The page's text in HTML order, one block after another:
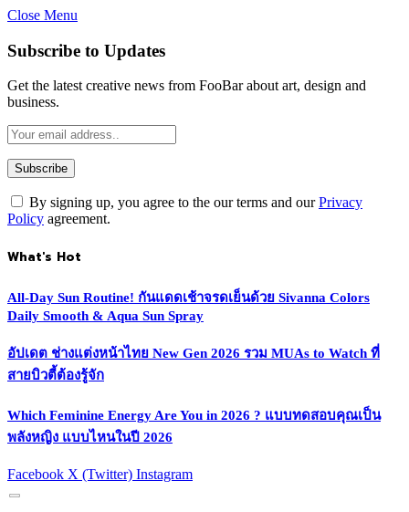
Close Menu
Subscribe to Updates
Get the latest creative news from FooBar about art, design and
business.
By signing up, you agree to the our terms and ourPrivacy
Policy agreement.
What's Hot
All-Day Sun Routine! กันแดดเช้าจรดเย็นด้วย Sivanna Colors
Daily Smooth & Aqua Sun Spray
อัปเดต ช่างแต่งหน้าไทย New Gen 2026 รวม MUAs to Watch ที่
สายบิวตี้ต้องรู้จัก
Which Feminine Energy Are You in 2026 ? แบบทดสอบคุณเป็น
พลังหญิง แบบไหนในปี 2026
Facebook X (Twitter) Instagram